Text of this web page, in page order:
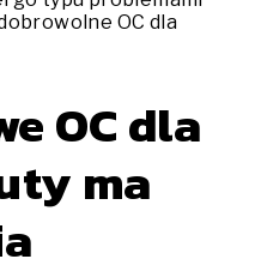
OC dla
OC dla
ma